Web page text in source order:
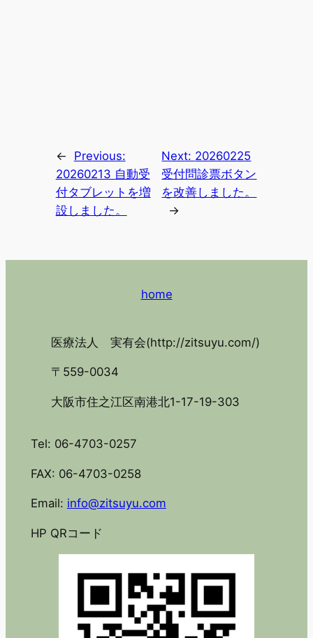
←
Previous:
20260213 自動受
付タブレットを増
設しました。
Next: 20260225
受付問診票ボタン
を改善しました。
→
home
医療法人 実有会(http://zitsuyu.com/)
〒559-0034
大阪市住之江区南港北1-17-19-303
Tel: 06-4703-0257
FAX: 06-4703-0258
Email: info@zitsuyu.com
HP QRコード